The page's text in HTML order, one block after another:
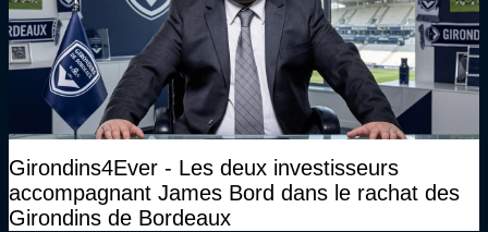
Girondins4Ever - Les deux investisseurs
accompagnant James Bord dans le rachat des
Girondins de Bordeaux